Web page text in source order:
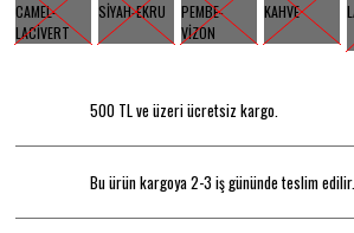
500 TL ve üzeri ücretsiz kargo.
Bu ürün kargoya 2-3 iş gününde teslim edilir.